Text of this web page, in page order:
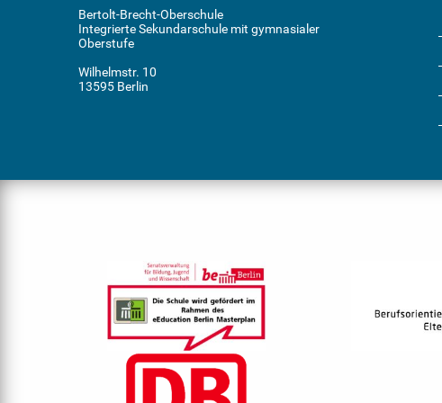
Bertolt-Brecht-Oberschule
Integrierte Sekundarschule mit gymnasialer
Oberstufe
Wilhelmstr. 10
13595 Berlin